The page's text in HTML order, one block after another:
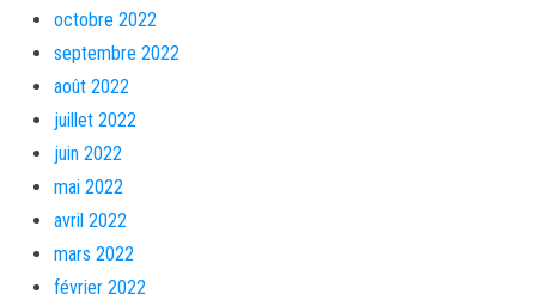
octobre 2022
septembre 2022
août 2022
juillet 2022
juin 2022
mai 2022
avril 2022
mars 2022
février 2022